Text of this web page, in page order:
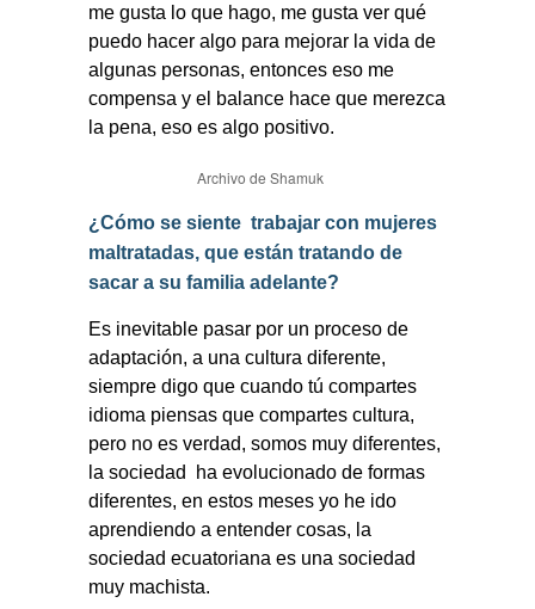
me gusta lo que hago, me gusta ver qué
puedo hacer algo para mejorar la vida de
algunas personas, entonces eso me
compensa y el balance hace que merezca
la pena, eso es algo positivo.
Archivo de Shamuk
¿Cómo se siente trabajar con mujeres
maltratadas, que están tratando de
sacar a su familia adelante?
Es inevitable pasar por un proceso de
adaptación, a una cultura diferente,
siempre digo que cuando tú compartes
idioma piensas que compartes cultura,
pero no es verdad, somos muy diferentes,
la sociedad
ha evolucionado de formas
diferentes, en estos meses yo he ido
aprendiendo a entender cosas, la
sociedad ecuatoriana es una sociedad
muy machista.